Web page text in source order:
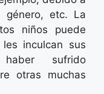
etc. La
niños puede
inculcan sus
haber sufrido
otras muchas